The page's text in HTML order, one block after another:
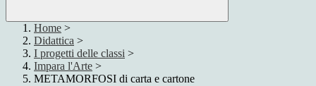
Home >
Didattica >
I progetti delle classi >
Impara l'Arte >
METAMORFOSI di carta e cartone